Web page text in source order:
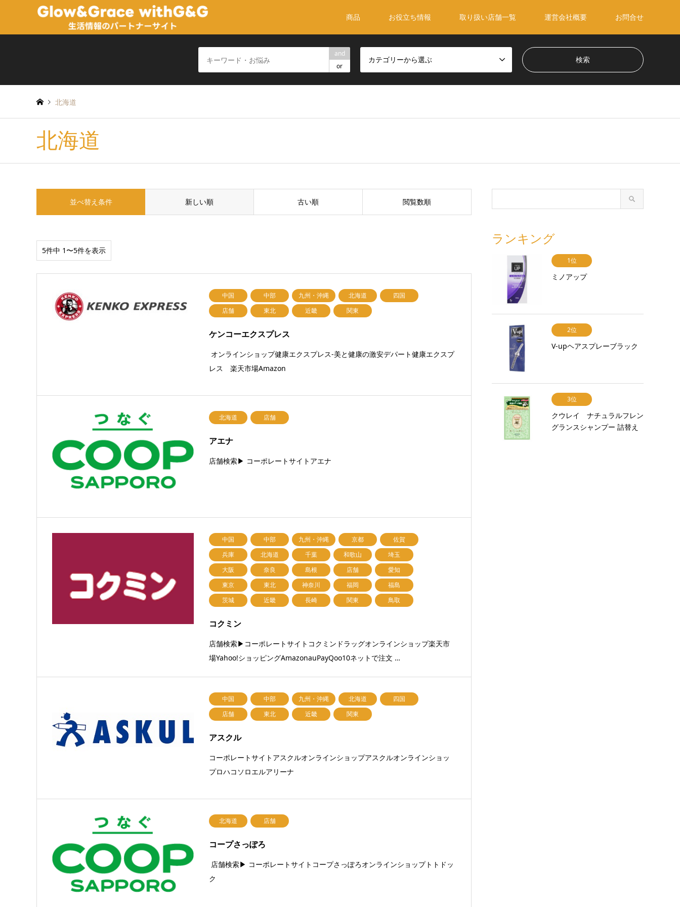
商品 お役立ち情報 取り扱い店舗一覧 運営会社概要 お問合せ
and
or
カテゴリーから選ぶ
北海道
北海道
並べ替え条件 新しい順 古い順 閲覧数順
5件中 1〜5件を表示
中国 中部 九州・沖縄 北海道
四国
店舗
東北 近畿 関東
ケンコーエクスプレス
オンラインショップ健康エクスプレス-美と健康の激安デパート健康エクスプ
レス 楽天市場Amazon
北海道 店舗
アエナ
店舗検索▶ コーポレートサイトアエナ
中国 中部 九州・沖縄 京都
佐賀
兵庫
北海道 千葉 和歌山
埼玉
大阪
奈良 島根 店舗
愛知
東京
東北 神奈川 福岡
福島
茨城
近畿 長崎 関東 鳥取
コクミン
店舗検索▶コーポレートサイトコクミンドラッグオンラインショップ楽天市
場Yahoo!ショッピングAmazonauPayQoo10ネットで注文 …
中国 中部 九州・沖縄 北海道
四国
店舗
東北 近畿 関東
アスクル
コーポレートサイトアスクルオンラインショップアスクルオンラインショッ
プロハコソロエルアリーナ
北海道 店舗
コープさっぽろ
店舗検索▶ コーポレートサイトコープさっぽろオンラインショップトトドッ
ク
ランキング
1位
ミノアップ
2位
V-upヘアスプレーブラック
3位
クウレイ ナチュラルフレン
グランスシャンプー 詰替え